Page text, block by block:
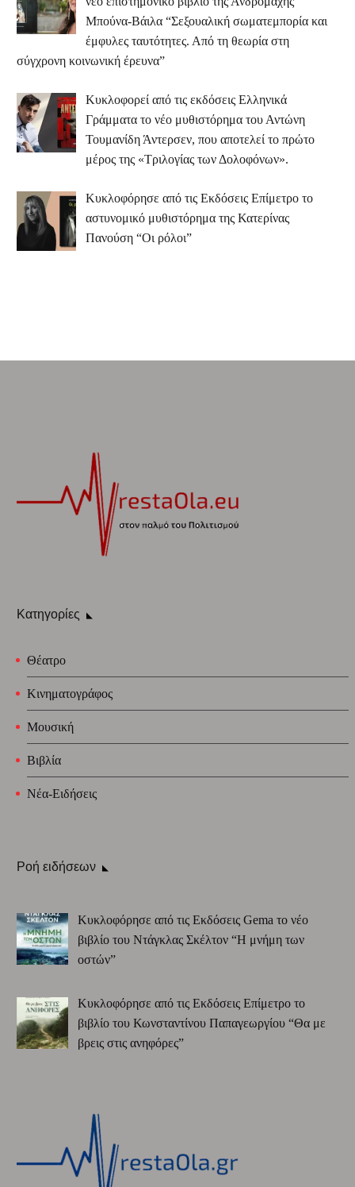
Μπούνα-Βάιλα “Σεξουαλική σωματεμπορία και
έμφυλες ταυτότητες. Από τη θεωρία στη
σύγχρονη κοινωνική έρευνα”
Κυκλοφορεί από τις εκδόσεις Ελληνικά
Γράμματα το νέο μυθιστόρημα του Αντώνη
Τουμανίδη Άντερσεν, που αποτελεί το πρώτο
μέρος της «Τριλογίας των Δολοφόνων».
Κυκλοφόρησε από τις Εκδόσεις Επίμετρο το
αστυνομικό μυθιστόρημα της Κατερίνας
Πανούση “Οι ρόλοι”
Κατηγορίες
Θέατρο
Κινηματογράφος
Μουσική
Βιβλία
Νέα-Ειδήσεις
Ροή ειδήσεων
Κυκλοφόρησε από τις Εκδόσεις Gema το νέο
βιβλίο του Ντάγκλας Σκέλτον “Η μνήμη των
οστών”
Κυκλοφόρησε από τις Εκδόσεις Επίμετρο το
βιβλίο του Κωνσταντίνου Παπαγεωργίου “Θα με
βρεις στις ανηφόρες”